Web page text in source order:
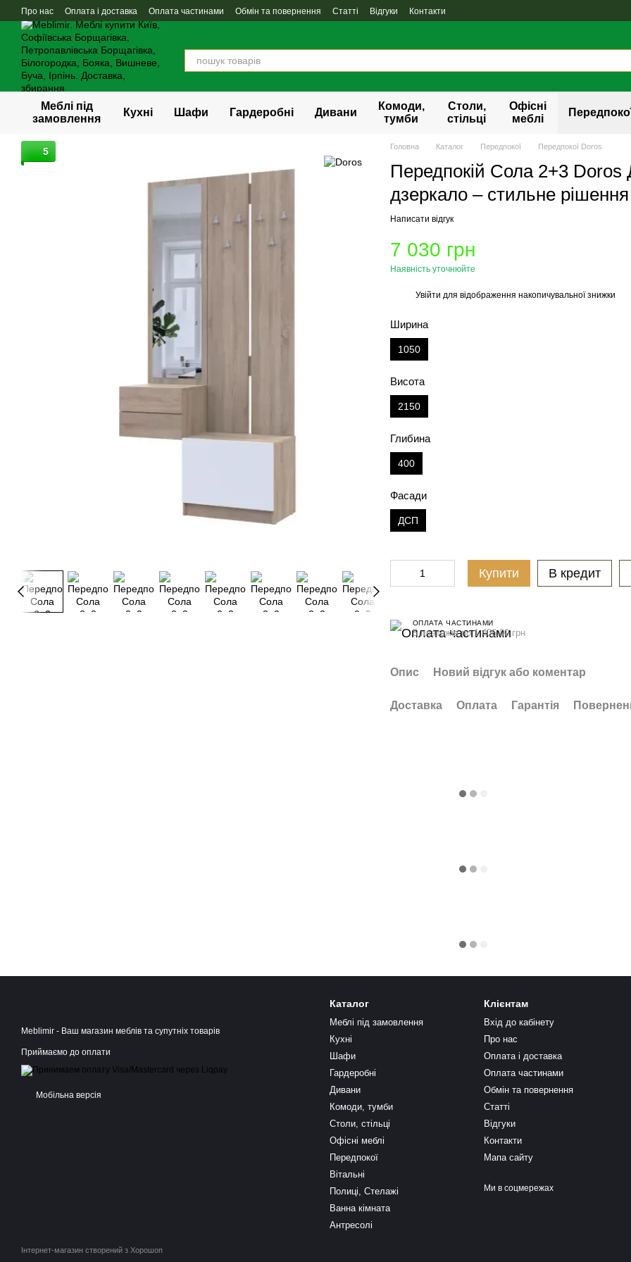
Перейти до основного контенту
Про нас Оплата і доставка Оплата частинами Обмін та повернення Статті Відгуки Контакти
Меблі під
замовлення
Кухні Шафи Гардеробні Дивани
Комоди,
тумби
Столи,
стільці
Офісні
меблі
5 Головна Каталог Передпокої Передпокої Doros
Передпокій Сола 2+3
дзеркало – стильне
Написати відгук
7 030 грн
Наявність уточнюйте
Увійти для відображення накопичувальної знижки
Ширина
1050
Висота
2150
Глибина
400
Фасади
ДСП
Купити В кредит
ОПЛАТА ЧАСТИНАМИ
5 платежів по 1 406.00 грн
Опис Новий відгук або коментар
Доставка Оплата Гарантія
Meblimir - Ваш магазин меблів та супутніх товарів
Приймаємо до оплати
Мобільна версія
Інтернет-магазин створений з Хорошоп
Каталог
Меблі під замовлення
Кухні
Шафи
Гардеробні
Дивани
Комоди, тумби
Столи, стільці
Офісні меблі
Передпокої
Вітальні
Полиці, Стелажі
Ванна кімната
Антресолі
Клієнтам
Вхід до кабінету
Про нас
Оплата і доставка
Оплата частинами
Обмін та повернення
Статті
Відгуки
Контакти
Мапа сайту
Ми в соцмережах